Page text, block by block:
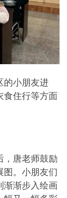
的小朋友进
食住行等方面
，唐老师鼓励
图。小朋友们
渐渐步入绘画